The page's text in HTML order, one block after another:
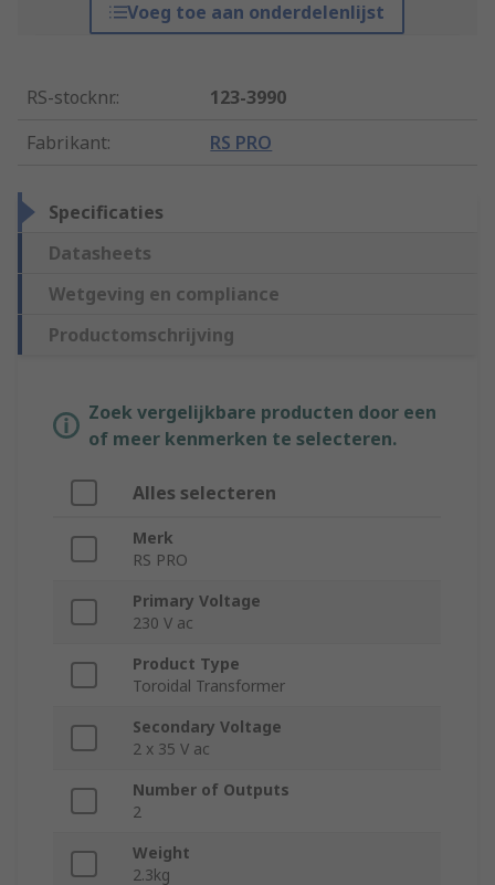
Voeg toe aan onderdelenlijst
RS-stocknr.:
123-3990
Fabrikant: RS PRO
Specificaties
Datasheets
Wetgeving en compliance
Productomschrijving
Zoek vergelijkbare producten door een
of meer kenmerken te selecteren.
Alles selecteren
Merk
RS PRO
Primary Voltage
230 V ac
Product Type
Toroidal Transformer
Secondary Voltage
2 x 35 V ac
Number of Outputs
2
Weight
2.3kg